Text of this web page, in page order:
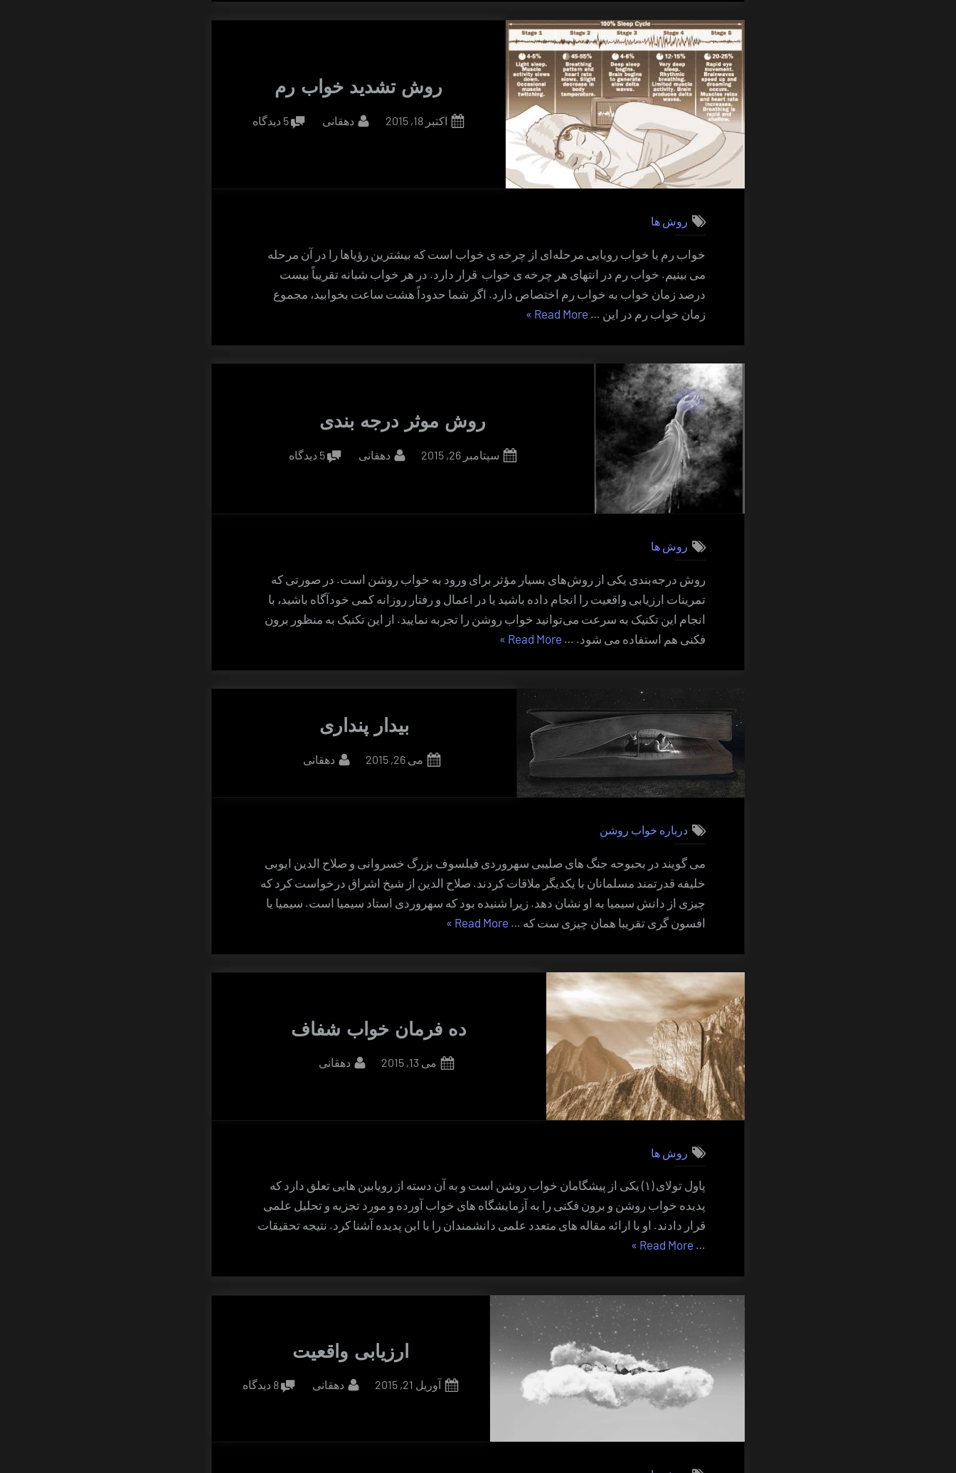
روش تشدید خواب رم
Posted
اکتبر 18, 2015 By
دهقانی 5 دیدگاه
برای
روش ها
خواب رم یا خواب رویایی مرحله‌ای از چرخه ی خواب است که بیشترین رؤیاها را در آن مرحله
می بینیم. خواب رم در انتهای هر چرخه ی خواب قرار دارد. در هر خواب شبانه تقریباً بیست
درصد زمان خواب به خواب رم اختصاص دارد. اگر شما حدوداً هشت ساعت بخوابید، مجموع
زمان خواب رم در این … Read More “روش
»
روش موثر درجه بندی
Posted
سپتامبر 26, 2015 By
دهقانی 5 دیدگاه
برای
روش ها
روش درجه‌بندی یکی از روش‌های بسیار مؤثر برای ورود به خواب روشن است. در صورتی که
تمرینات ارزیابی واقعیت را انجام داده باشید یا در اعمال و رفتار روزانه کمی خودآگاه باشید، با
انجام این تکنیک به سرعت می‌توانید خواب روشن را تجربه نمایید. از این تکنیک به منظور برون
فکنی هم استفاده می شود. … Read More “روش
»
بیدار پنداری
Posted
می 26, 2015 By
دهقانی
درباره خواب روشن
می گویند در بحبوحه جنگ های صلیبی سهروردی فیلسوف بزرگ خسروانی و صلاح الدین ایوبی
خلیفه قدرتمند مسلمانان با یکدیگر ملاقات کردند. صلاح الدین از شیخ اشراق درخواست کرد که
چیزی از دانش سیمیا به او نشان دهد. زیرا شنیده بود که سهروردی استاد سیمیا است. سیمیا یا
افسون گری تقریبا همان چیزی ست که … Read More “بیدار
»
ده فرمان خواب شفاف
Posted
می 13, 2015 By
دهقانی
روش ها
پاول تولای (۱) یکی از پیشگامان خواب روشن است و به آن دسته از رویابین هایی تعلق دارد که
پدیده خواب روشن و برون فکنی را به آزمایشگاه های خواب آورده و مورد تجزیه و تحلیل علمی
قرار دادند. او با ارائه مقاله های متعدد علمی دانشمندان را با این پدیده آشنا کرد. نتیجه تحقیقات
…
Read More “ده
شفاف”
»
ارزیابی واقعیت
Posted
آوریل 21, 2015 By
دهقانی 8 دیدگاه
برای